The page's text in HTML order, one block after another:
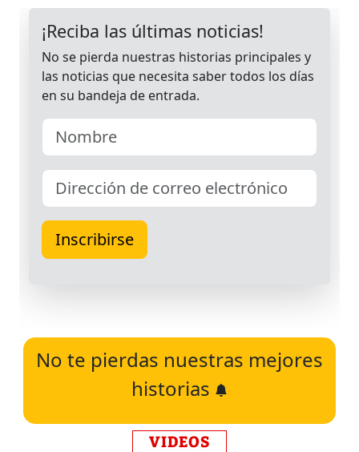
No te pierdas nuestras mejores
historias
VIDEOS